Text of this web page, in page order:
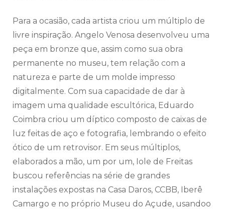
Para a ocasião, cada artista criou um múltiplo de
livre inspiração. Angelo Venosa desenvolveu uma
peça em bronze que, assim como sua obra
permanente no museu, tem relação com a
natureza e parte de um molde impresso
digitalmente. Com sua capacidade de dar à
imagem uma qualidade escultórica, Eduardo
Coimbra criou um díptico composto de caixas de
luz feitas de aço e fotografia, lembrando o efeito
ótico de um retrovisor. Em seus múltiplos,
elaborados a mão, um por um, Iole de Freitas
buscou referências na série de grandes
instalações expostas na Casa Daros, CCBB, Iberê
Camargo e no próprio Museu do Açude, usandoo